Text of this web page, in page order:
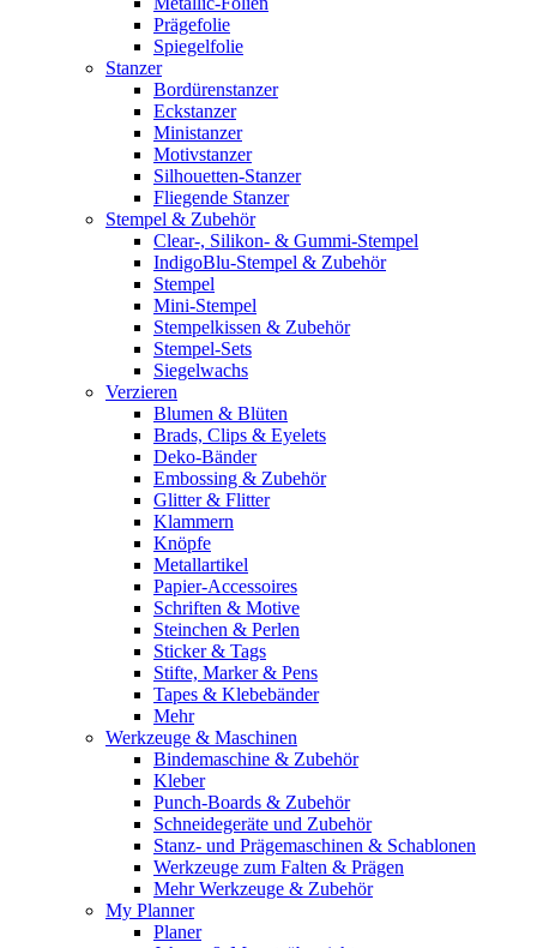
Prägefolie
Spiegelfolie
Stanzer
Bordürenstanzer
Eckstanzer
Ministanzer
Motivstanzer
Silhouetten-Stanzer
Fliegende Stanzer
Stempel & Zubehör
Clear-, Silikon- & Gummi-Stempel
IndigoBlu-Stempel & Zubehör
Stempel
Mini-Stempel
Stempelkissen & Zubehör
Stempel-Sets
Siegelwachs
Verzieren
Blumen & Blüten
Brads, Clips & Eyelets
Deko-Bänder
Embossing & Zubehör
Glitter & Flitter
Klammern
Knöpfe
Metallartikel
Papier-Accessoires
Schriften & Motive
Steinchen & Perlen
Sticker & Tags
Stifte, Marker & Pens
Tapes & Klebebänder
Mehr
Werkzeuge & Maschinen
Bindemaschine & Zubehör
Kleber
Punch-Boards & Zubehör
Schneidegeräte und Zubehör
Stanz- und Prägemaschinen & Schablonen
Werkzeuge zum Falten & Prägen
Mehr Werkzeuge & Zubehör
My Planner
Planer